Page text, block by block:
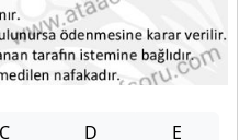
C D E